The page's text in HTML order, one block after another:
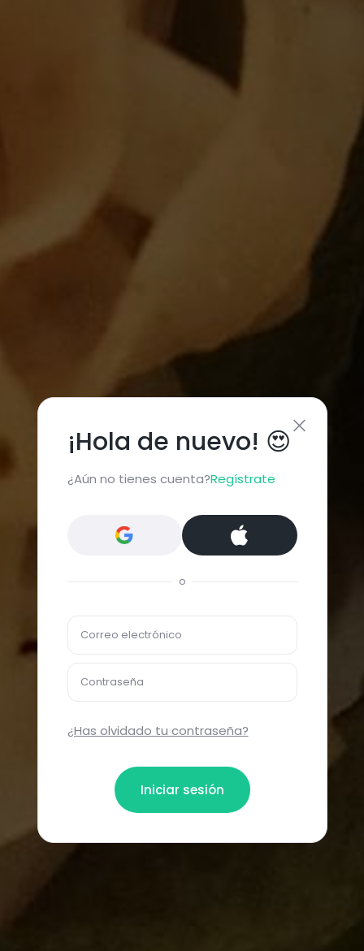
¡Hola de nuevo! 😍
¿Aún no tienes cuenta?Regístrate
o
Correo electrónico
Contraseña
¿Has olvidado tu contraseña?
Iniciar sesión